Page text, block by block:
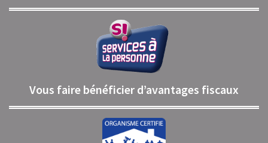
Vous faire bénéficier d’avantages fiscaux